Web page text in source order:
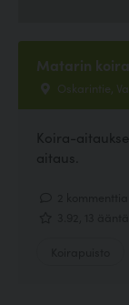
Matarin
Oskarintie,
Koira-
aitaus.